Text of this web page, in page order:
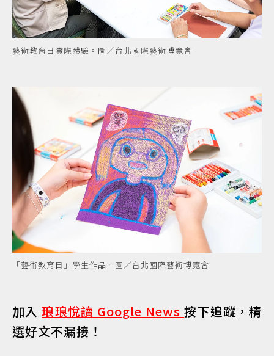
藝術教育日實際體驗。圖／台北國際藝術博覽會
「藝術教育日」學生作品。圖／台北國際藝術博覽會
加入琅琅悅讀 Google News按下追蹤，精
選好文不漏接！